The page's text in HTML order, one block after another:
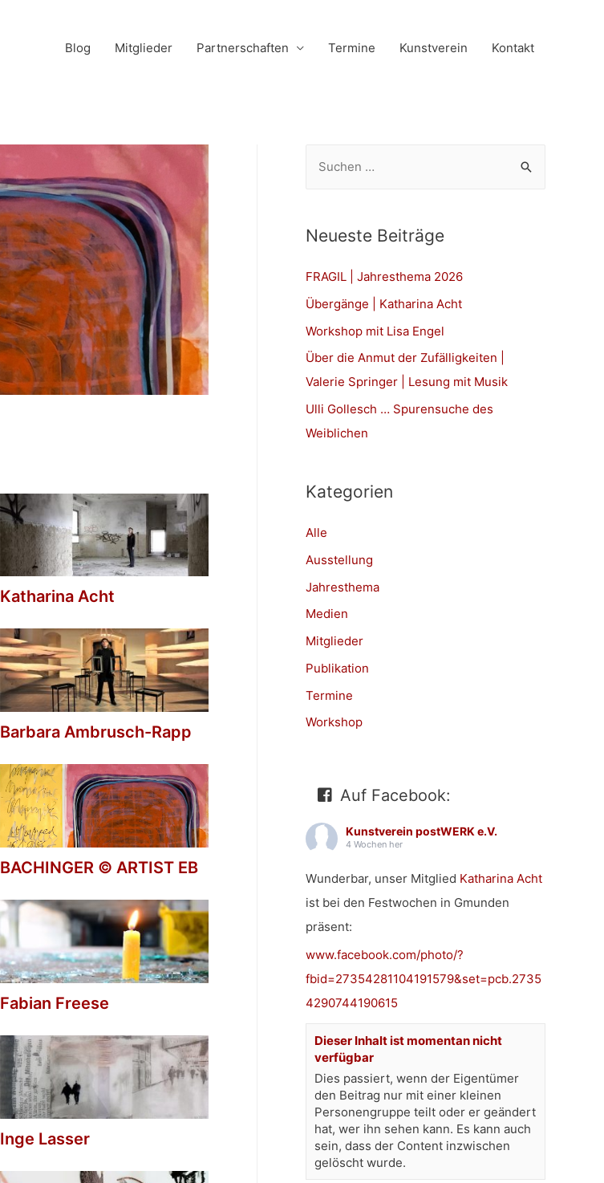
Blog Mitglieder Partnerschaften Termine Kunstverein Kontakt
Katharina Acht
Barbara Ambrusch-Rapp
BACHINGER © ARTIST EB
Fabian Freese
Inge Lasser
h
n
n
a
c
Neueste Beiträge
FRAGIL | Jahresthema 2026
Übergänge | Katharina Acht
Workshop mit Lisa Engel
Über die Anmut der Zufälligkeiten |
Valerie Springer | Lesung mit Musik
Ulli Gollesch … Spurensuche des
Weiblichen
Kategorien
Alle
Ausstellung
Jahresthema
Medien
Mitglieder
Publikation
Termine
Workshop
Auf Facebook:
Kunstverein postWERK e.V.
4 Wochen her
Wunderbar, unser Mitglied Katharina Acht
ist bei den Festwochen in Gmunden
präsent:
www.facebook.com/photo/?
fbid=27354281104191579&set=pcb.2735
4290744190615
Dieser Inhalt ist momentan nicht
verfügbar
Dies passiert, wenn der Eigentümer
den Beitrag nur mit einer kleinen
Personengruppe teilt oder er geändert
hat, wer ihn sehen kann. Es kann auch
sein, dass der Content inzwischen
gelöscht wurde.